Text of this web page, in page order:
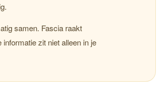
samen. Fascia raakt
zit niet alleen in je